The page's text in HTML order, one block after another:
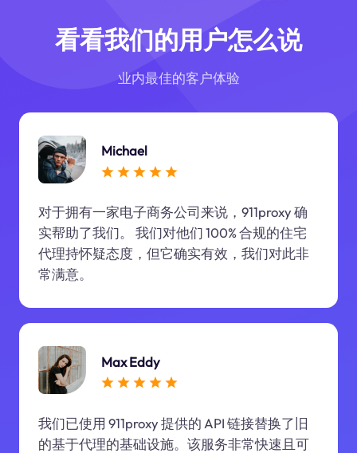
看看我们的用户怎么说
业内最佳的客户体验
Michael
对于拥有一家电子商务公司来说，911proxy 确
实帮助了我们。 我们对他们 100% 合规的住宅
代理持怀疑态度，但它确实有效，我们对此非
常满意。
Max Eddy
我们已使用 911proxy 提供的 API 链接替换了旧
的基于代理的基础设施。该服务非常快速且可